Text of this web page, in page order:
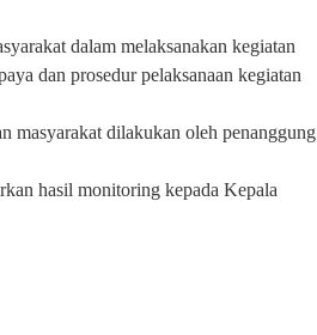
dalam melaksanakan kegiatan
dan prosedur pelaksanaan kegiatan
masyarakat dilakukan oleh penanggung
hasil monitoring kepada Kepala